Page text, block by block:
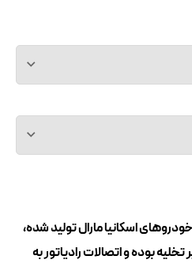
اسكانیا مارال تولید شده،
بوده و اتصالات رادیاتور به